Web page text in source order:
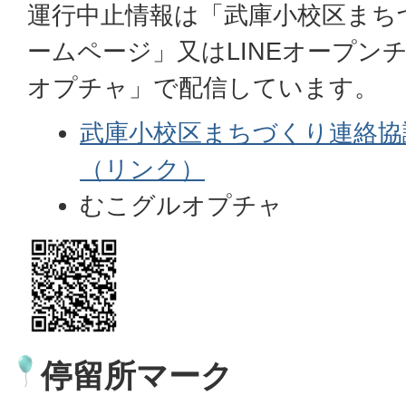
運行中止情報は「武庫小校区ま
ームページ」又はLINEオープン
オプチャ」で配信しています。
武庫小校区まちづくり連絡
（リンク）
むこグルオプチャ
停留所マーク